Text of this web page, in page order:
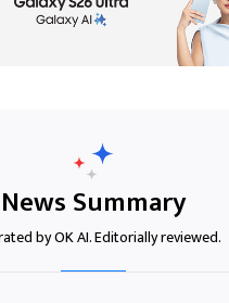
News Summary
by OK AI. Editorially reviewed.